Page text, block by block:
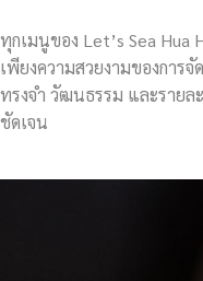
ทุกเมนูของ Let’s Sea Hua
เพียงความสวยงามของการ
ทรงจำ วัฒนธรรม และรายล
ชัดเจน